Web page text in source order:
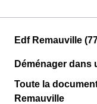
Edf Remauville
Déménager dans
Toute la
Remauville